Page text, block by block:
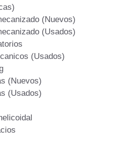
(Nuevos)
(Usados)
(Usados)
(Nuevos)
(Usados)